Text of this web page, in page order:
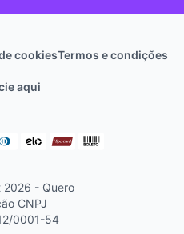
cookiesTermos e condições
aqui
- Quero
CNPJ
0001-54